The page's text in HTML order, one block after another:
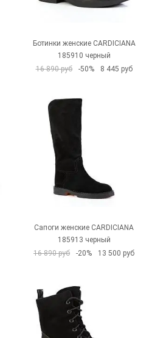
Ботинки женские CARDICIANA
185910 черный
16 890 руб
-50% 8 445 руб
Сапоги женские CARDICIANA
185913 черный
16 890 руб
-20% 13 500 руб